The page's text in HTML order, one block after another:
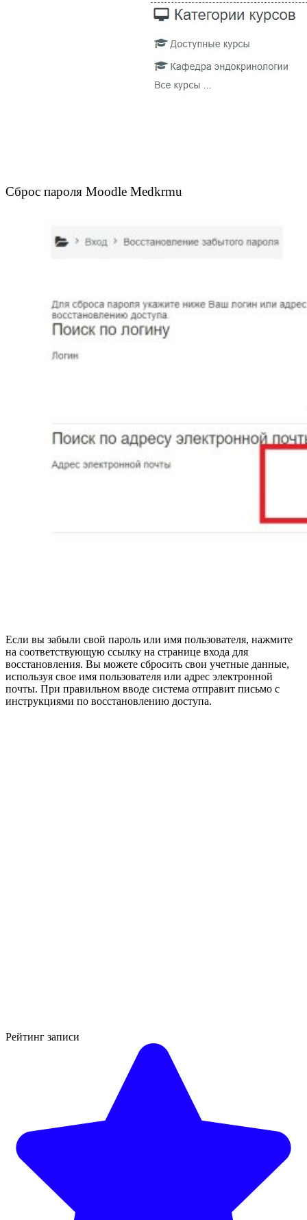
Сброс пароля Moodle Medkrmu
Если вы забыли свой пароль или имя пользователя, нажмите
на соответствующую ссылку на странице входа для
восстановления. Вы можете сбросить свои учетные данные,
используя свое имя пользователя или адрес электронной
почты. При правильном вводе система отправит письмо с
инструкциями по восстановлению доступа.
Рейтинг записи